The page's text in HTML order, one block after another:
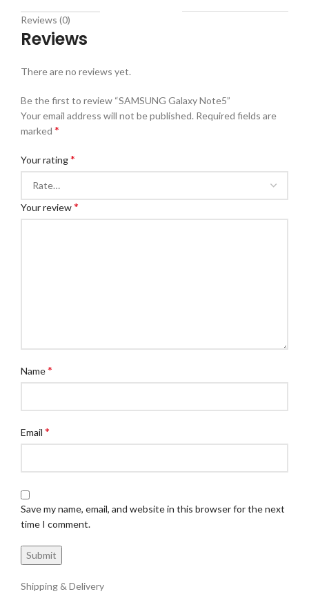
Reviews (0)
Reviews
There are no reviews yet.
Be the first to review “SAMSUNG Galaxy Note5”
Your email address will not be published. Required fields are
marked *
Your rating*
Your review*
Name*
Email *
Save my name, email, and website in this browser for the next
time I comment.
Shipping & Delivery